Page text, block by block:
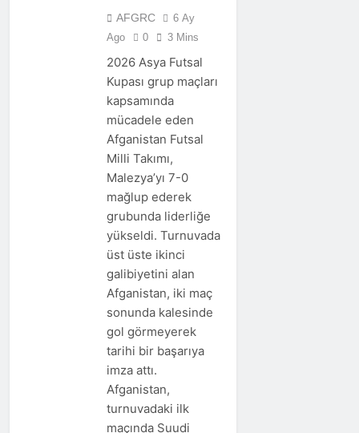
AFGRC
6 Ay
Ago
0 3 Mins
2026 Asya Futsal
Kupası grup maçları
kapsamında
mücadele eden
Afganistan Futsal
Milli Takımı,
Malezya’yı 7-0
mağlup ederek
grubunda liderliğe
yükseldi. Turnuvada
üst üste ikinci
galibiyetini alan
Afganistan, iki maç
sonunda kalesinde
gol görmeyerek
tarihi bir başarıya
imza attı.
Afganistan,
turnuvadaki ilk
maçında Suudi